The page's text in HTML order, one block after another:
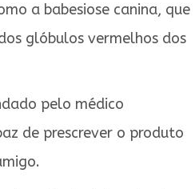
a babesiose canina, que
glóbulos vermelhos dos
pelo médico
de prescrever o produto